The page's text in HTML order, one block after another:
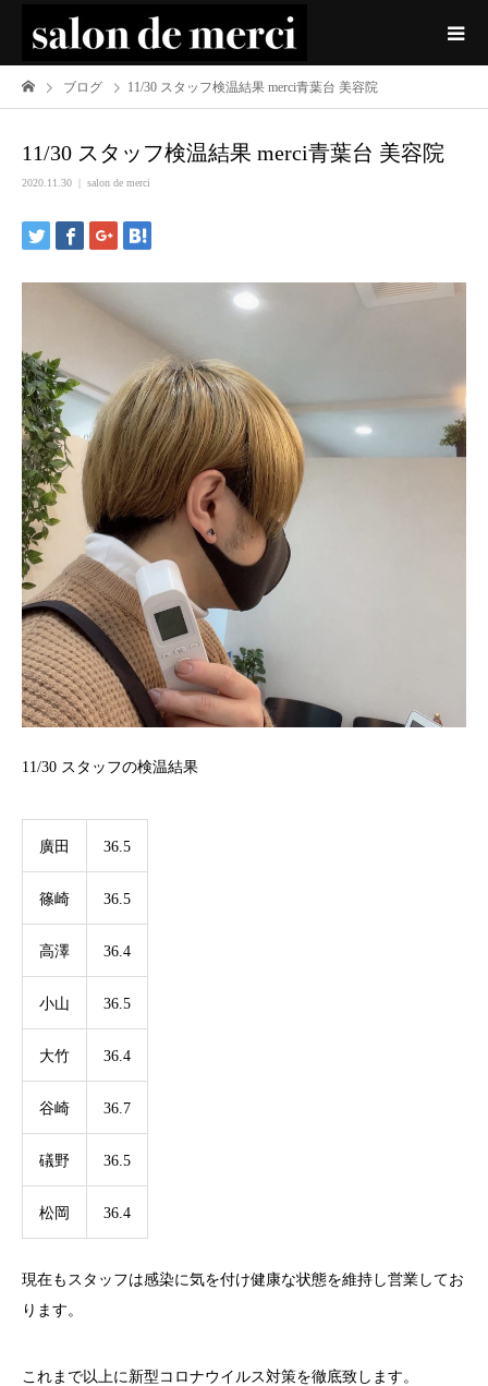
ブログ 11/30 スタッフ検温結果 merci青葉台 美容院
11/30 スタッフ検温結果 merci青葉台 美容院
2020.11.30 salon de merci
11/30 スタッフの検温結果
廣田 36.5
篠崎 36.5
高澤 36.4
小山 36.5
大竹 36.4
谷崎 36.7
礒野 36.5
松岡 36.4
現在もスタッフは感染に気を付け健康な状態を維持し営業してお
ります。
これまで以上に新型コロナウイルス対策を徹底致します。